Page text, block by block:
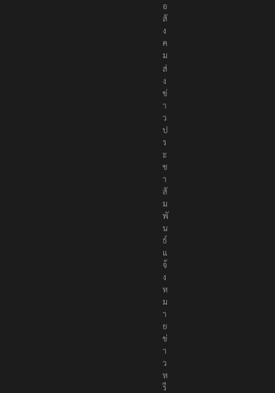
อ
สั
ง
ค
ม
ส่
ง
ข่
า
ว
ป
ร
ะ
ช
า
สั
ม
พั
น
ธ์
แ
จ้
ง
ห
ม
า
ย
ข่
า
ว
ห
รื